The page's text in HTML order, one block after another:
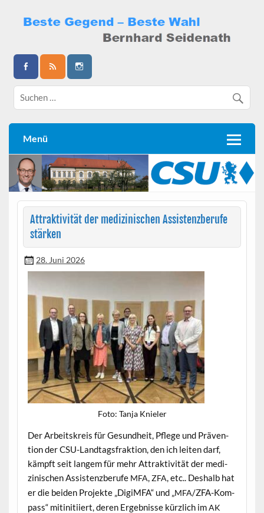
content
Bernhard Seidenath
Menü
Attraktivität der medizinischen Assistenzberufe
stärken
28. Juni 2026
Foto: Tan­ja Knieler
Der Arbeit­skreis für Gesund­heit, Pflege und Präven­
tion der CSU-Land­tags­frak­tion, den ich leit­en darf,
kämpft seit langem für mehr Attrak­tiv­ität der medi­
zinis­chen Assis­tenzberufe MFA,ZFA, etc.. Deshalb hat
er die bei­den Pro­jek­te „DigiM­FA“ und „MFA/Z­FA-Kom­
pass“ mitini­ti­iert, deren Ergeb­nisse kür­zlich imAK